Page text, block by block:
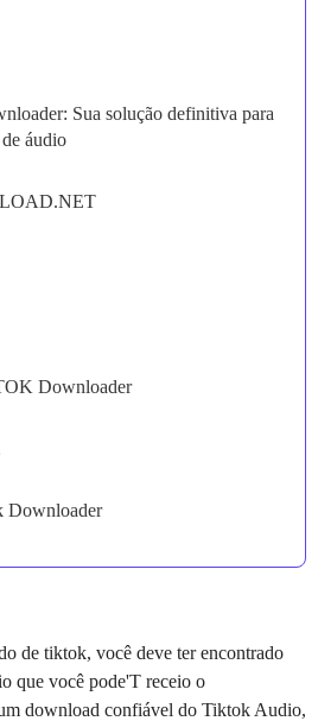
Sua solução definitiva para
áudio
Downloader
Downloader
de tiktok, você deve ter encontrado
que você pode'T receio o
download confiável do Tiktok Audio,